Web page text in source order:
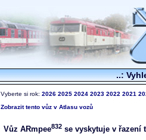
..:
Vyberte si rok: 2026 2025 2024 2023 2022 2021
Zobrazit tento vůz v Atlasu vozů
Vůz ARmpee832 se vyskytuje v řazení